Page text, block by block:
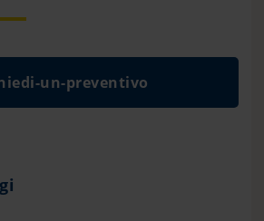
un-preventivo